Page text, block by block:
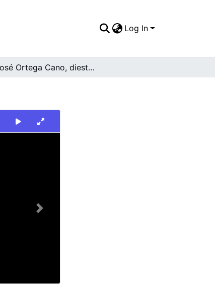
Log In
José Ortega Cano, diestro español
Next